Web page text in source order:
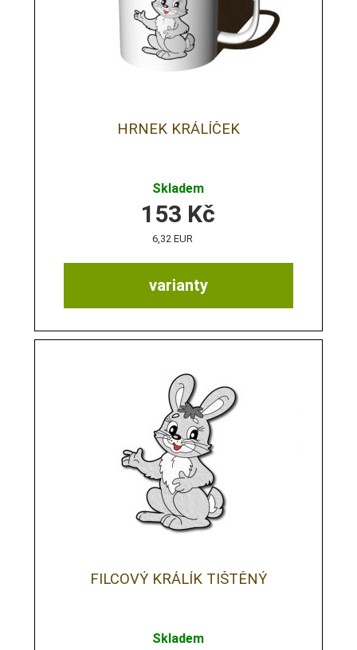
HRNEK KRÁLÍČEK
Skladem
varianty
153 Kč
6,32 EUR
FILCOVÝ KRÁLÍK TIŠTĚNÝ
Skladem